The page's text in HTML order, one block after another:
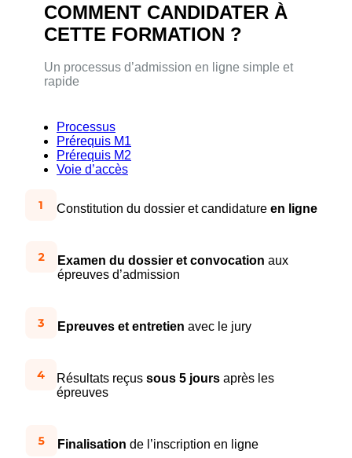
COMMENT CANDIDATER À
CETTE FORMATION ?
Un processus d’admission en ligne simple et
rapide
Processus
Prérequis M1
Prérequis M2
Voie d’accès
Constitution du dossier et candidature en ligne
Examen du dossier et convocation aux
épreuves d’admission
Epreuves et entretien avec le jury
Résultats reçus sous 5 jours après les
épreuves
Finalisation de l’inscription en ligne